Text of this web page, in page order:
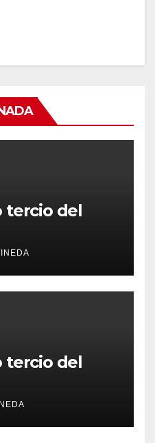
tercio del
tercio del